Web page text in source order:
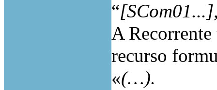
“
A Recorrente
recurso
«(…).